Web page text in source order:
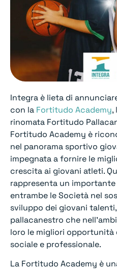
Integra è lieta di
con la Fortitudo Academy,
rinomata Fortitudo
Fortitudo Academy è
nel panorama sportivo
impegnata a fornire le
crescita ai giovani atleti.
rappresenta un
entrambe le Società nel
sviluppo dei giovani
pallacanestro che
loro le migliori opportunità
sociale e professionale.
La Fortitudo Academy è